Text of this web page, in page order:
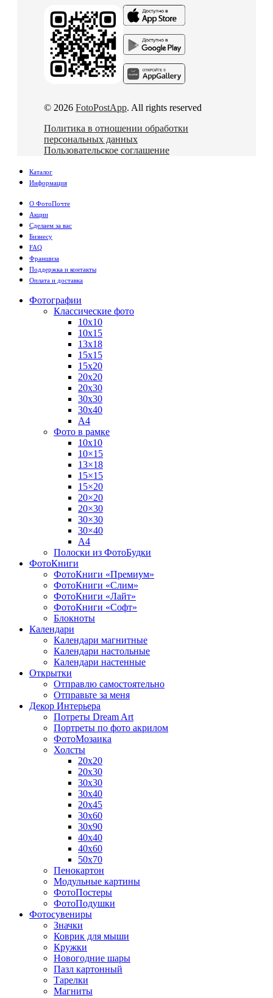
© 2026 FotoPostApp. All rights reserved
Политика в отношении обработки
персональных данных
Пользовательское соглашение
Каталог
Информация
О ФотоПочте
Акции
Сделаем за вас
Бизнесу
FAQ
Франшиза
Поддержка и контакты
Оплата и доставка
Фотографии
Классические фото
10х10
10х15
13х18
15х15
15х20
20х20
20х30
30х30
30х40
А4
Фото в рамке
10х10
10×15
13×18
15×15
15×20
20×20
20×30
30×30
30×40
A4
Полоски из ФотоБудки
ФотоКниги
ФотоКниги «Премиум»
ФотоКниги «Слим»
ФотоКниги «Лайт»
ФотоКниги «Софт»
Блокноты
Календари
Календари магнитные
Календари настольные
Календари настенные
Открытки
Отправлю самостоятельно
Отправьте за меня
Декор Интерьера
Потреты Dream Art
Портреты по фото акрилом
ФотоМозаика
Холсты
20х20
20х30
30х30
30х40
20х45
30х60
30х90
40х40
40х60
50х70
Пенокартон
Модульные картины
ФотоПостеры
ФотоПодушки
Фотоcувениры
Значки
Коврик для мыши
Кружки
Новогодние шары
Пазл картонный
Тарелки
Магниты